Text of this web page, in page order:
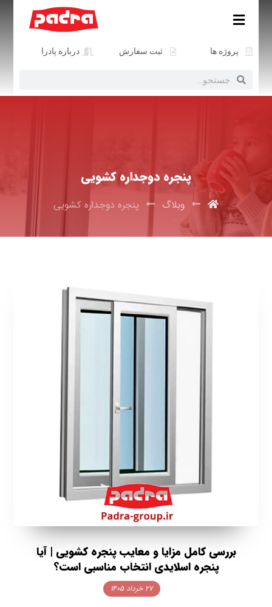
پروژه ها ثبت سفارش درباره پادرا
پنجره دوجداره کشویی
وبلاگ پنجره دوجداره کشویی
بررسی کامل مزایا و معایب پنجره کشویی | آیا
پنجره اسلایدی انتخاب مناسبی است؟
۲۷ خرداد ۱۴۰۵